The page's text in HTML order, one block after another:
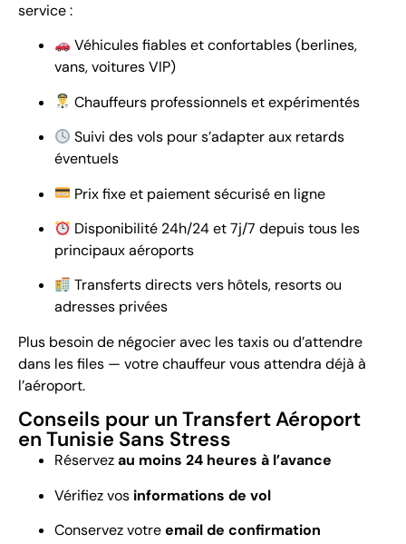
service :
Véhicules fiables et confortables (berlines,
vans, voitures VIP)
Chauffeurs professionnels et expérimentés
Suivi des vols pour s’adapter aux retards
éventuels
Prix fixe et paiement sécurisé en ligne
Disponibilité 24h/24 et 7j/7 depuis tous les
principaux aéroports
Transferts directs vers hôtels, resorts ou
adresses privées
Plus besoin de négocier avec les taxis ou d’attendre
dans les files — votre chauffeur vous attendra déjà à
l’aéroport.
Conseils pour un Transfert Aéroport
en Tunisie Sans Stress
Réservezau moins 24 heures à l’avance
Vérifiez vos informations de vol
Conservez votreemail de confirmation